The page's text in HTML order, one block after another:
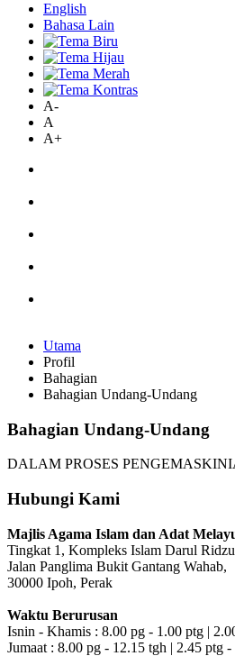
English
Bahasa Lain
A-
A
A+
Utama
Profil
Bahagian
Bahagian Undang-Undang
Bahagian Undang-Undang
DALAM PROSES
Hubungi Kami
Majlis Agama Islam dan Adat
Tingkat 1, Kompleks Islam Darul
Jalan Panglima Bukit Gantang Wahab,
30000 Ipoh, Perak
Waktu Berurusan
Isnin - Khamis : 8.00 pg - 1.00 ptg |
Jumaat : 8.00 pg - 12.15 tgh | 2.45 ptg